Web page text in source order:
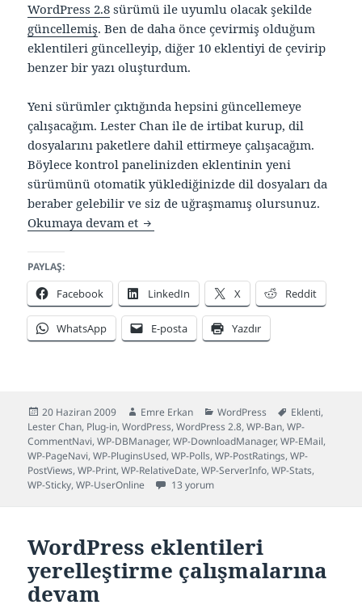
WordPress 2.8 sürümü ile uyumlu olacak şekilde
güncellemiş. Ben de daha önce çevirmiş olduğum
eklentileri güncelleyip, diğer 10 eklentiyi de çevirip
benzer bir yazı oluşturdum.
Yeni sürümler çıktığında hepsini güncellemeye
çalışacağım. Lester Chan ile de irtibat kurup, dil
dosyalarını paketlere dahil ettirmeye çalışacağım.
Böylece kontrol panelinizden eklentinin yeni
sürümünü otomatik yüklediğinizde dil dosyaları da
beraber gelebilir ve siz de uğraşmamış olursunuz.
Okumaya devam et 16 adet Türkçe WordPress eklentisi
PAYLAŞ:
Facebook LinkedIn X Reddit
WhatsApp E-posta Yazdır
Yayın
tarihi
20 Haziran 2009 Yazar
Emre Erkan Kategoriler
WordPress Etiketler
Eklenti,
Lester Chan, Plug-in,WordPress,WordPress 2.8,WP-Ban,WP-
CommentNavi,WP-DBManager,WP-DownloadManager,WP-EMail,
WP-PageNavi,WP-PluginsUsed,WP-Polls,WP-PostRatings,WP-
PostViews,WP-Print,WP-RelativeDate,WP-ServerInfo,WP-Stats,
WP-Sticky,WP-UserOnline 16 adet Türkçe WordPress eklentisi için
13 yorum
WordPress eklentileri
yerelleştirme çalışmalarına
devam